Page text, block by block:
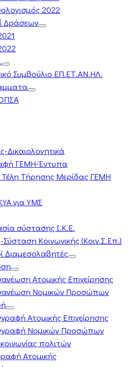
2022
Δράσεων
Συμβούλιο ΕΠ.ΕΤ.ΑΝ.ΗΛ.
Δικαιολογητικά
ΓΕΜΗ-Έντυπα
Τέλη Τήρησης Μερίδας ΓΕΜΗ
για ΥΜΣ
σύστασης Ι.Κ.Ε.
Κοινωνικής (Κοιν.Σ.Επ.)
Διαμεσολαβητές
Ατομικής Επιχείρησης
Νομικών Προσώπων
Ατομικής Επιχείρησης
Νομικών Προσώπων
πολιτών
Ατομικής